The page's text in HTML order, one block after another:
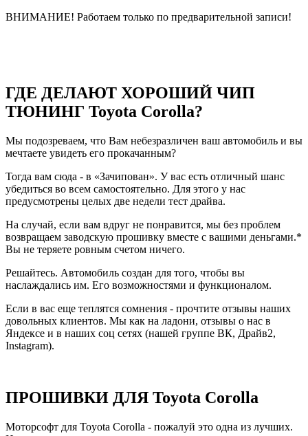
ВНИМАНИЕ! Работаем только по предварительной записи!
ГДЕ ДЕЛАЮТ ХОРОШИЙ ЧИП
ТЮНИНГ Toyota Corolla?
Мы подозреваем, что Вам небезразличен ваш автомобиль и вы
мечтаете увидеть его прокачанным?
Тогда вам сюда - в «Зачипован». У вас есть отличный шанс
убедиться во всем самостоятельно. Для этого у нас
предусмотрены целых две недели тест драйва.
На случай, если вам вдруг не понравится, мы без проблем
возвращаем заводскую прошивку вместе с вашими деньгами.*
Вы не теряете ровным счетом ничего.
Решайтесь. Автомобиль создан для того, чтобы вы
наслаждались им. Его возможностями и функционалом.
Если в вас еще теплятся сомнения - прочтите отзывы наших
довольных клиентов. Мы как на ладони, отзывы о нас в
Яндексе и в наших соц сетях (нашей группе ВК, Драйв2,
Instagram).
ПРОШИВКИ ДЛЯ Toyota Corolla
Моторсофт для Toyota Corolla - пожалуй это одна из лучших.